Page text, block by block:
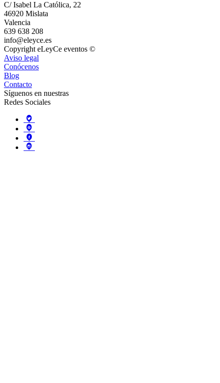
C/ Isabel La Católica, 22
46920 Mislata
Valencia
639 638 208
info@eleyce.es
Copyright eLeyCe eventos ©
Aviso legal
Conócenos
Blog
Contacto
Síguenos en nuestras
Redes Sociales